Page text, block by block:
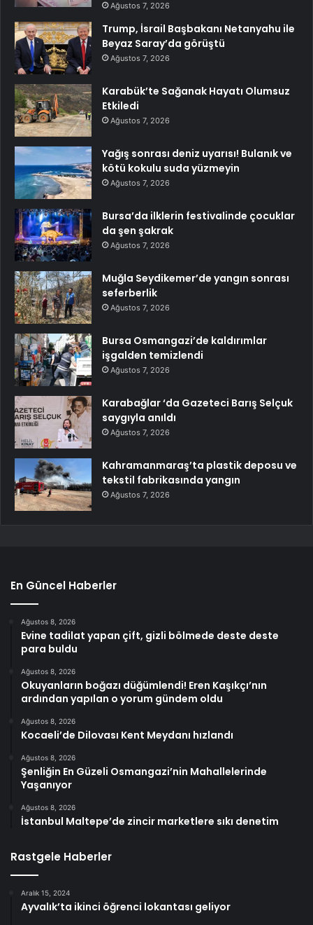
Ağustos 7, 2026
Trump, İsrail Başbakanı Netanyahu ile
Beyaz Saray’da görüştü
Ağustos 7, 2026
Karabük’te Sağanak Hayatı Olumsuz
Etkiledi
Ağustos 7, 2026
Yağış sonrası deniz uyarısı! Bulanık ve
kötü kokulu suda yüzmeyin
Ağustos 7, 2026
Bursa’da ilklerin festivalinde çocuklar
da şen şakrak
Ağustos 7, 2026
Muğla Seydikemer’de yangın sonrası
seferberlik
Ağustos 7, 2026
Bursa Osmangazi’de kaldırımlar
işgalden temizlendi
Ağustos 7, 2026
Karabağlar ‘da Gazeteci Barış Selçuk
saygıyla anıldı
Ağustos 7, 2026
Kahramanmaraş’ta plastik deposu ve
tekstil fabrikasında yangın
Ağustos 7, 2026
En Güncel Haberler
Ağustos 8, 2026
Evine tadilat yapan çift, gizli bölmede deste deste
para buldu
Ağustos 8, 2026
Okuyanların boğazı düğümlendi! Eren Kaşıkçı’nın
ardından yapılan o yorum gündem oldu
Ağustos 8, 2026
Kocaeli’de Dilovası Kent Meydanı hızlandı
Ağustos 8, 2026
Şenliğin En Güzeli Osmangazi’nin Mahallelerinde
Yaşanıyor
Ağustos 8, 2026
İstanbul Maltepe’de zincir marketlere sıkı denetim
Rastgele Haberler
Aralık 15, 2024
Ayvalık’ta ikinci öğrenci lokantası geliyor